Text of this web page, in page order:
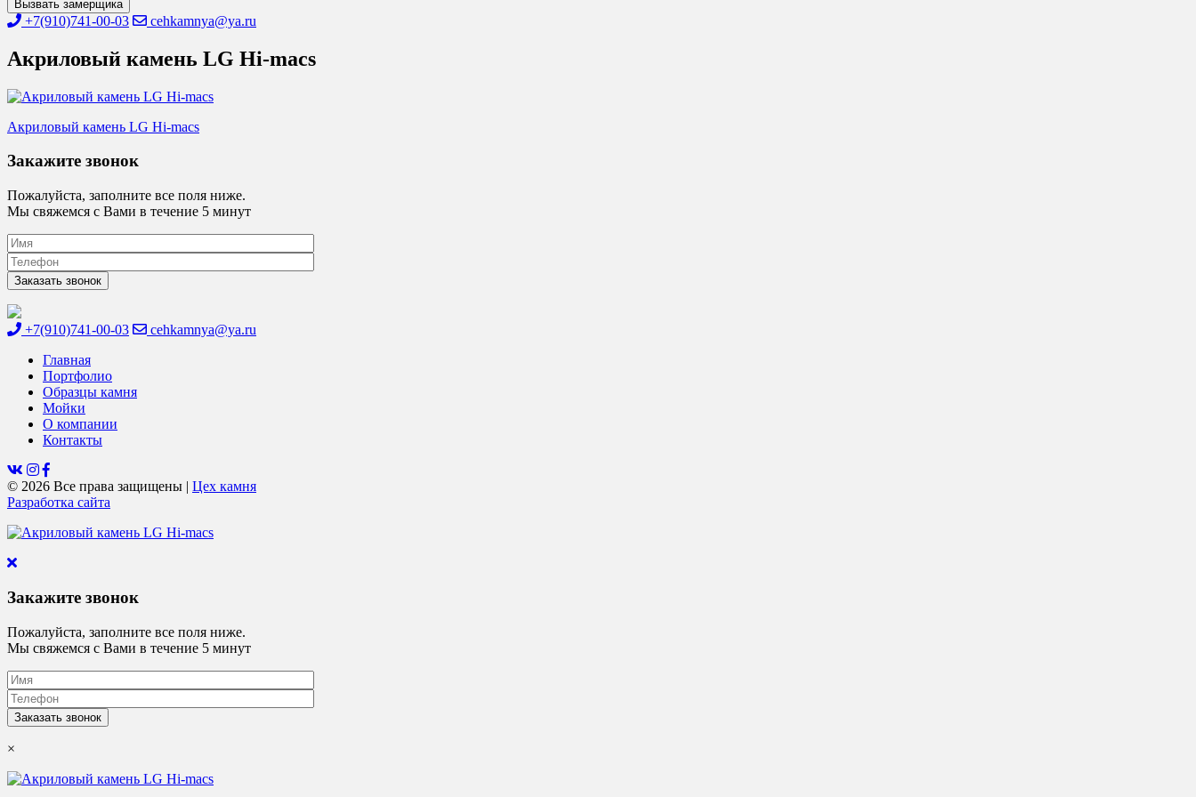
Вызвать замерщика
+7(910)741-00-03 cehkamnya@ya.ru
Акриловый камень LG Hi-macs
Навигация
по
Акриловый камень LG Hi-macs
Закажите звонок
Пожалуйста, заполните все поля ниже.
Мы свяжемся с Вами в течение 5 минут
+7(910)741-00-03
cehkamnya@ya.ru
Главная
Портфолио
Образцы камня
Мойки
О компании
Контакты
© 2026 Все права защищены | Цех камня
Разработка сайта
Закажите звонок
Пожалуйста, заполните все поля ниже.
Мы свяжемся с Вами в течение 5 минут
×